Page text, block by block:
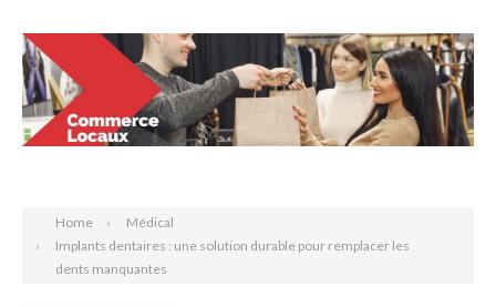
Home
Médical
Implants dentaires : une solution durable pour remplacer les
dents manquantes